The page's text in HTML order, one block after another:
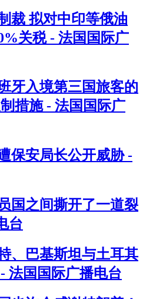
裁 拟对中印等俄油
关税 - 法国国际广
牙入境第三国旅客的
措施 - 法国国际广
保安局长公开威胁 -
国之间撕开了一道裂
台
、巴基斯坦与土耳其
法国国际广播电台